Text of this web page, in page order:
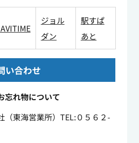
ジョル
ダン
駅すぱ
あと
い合わせ
れ物について
（東海営業所）TEL:０５６２-